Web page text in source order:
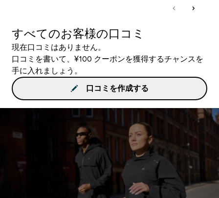
すべてのお客様の口コミ
現在口コミはありません。
口コミを書いて、¥100 クーポンを獲得するチャンスを
手に入れましょう。
口コミを作成する